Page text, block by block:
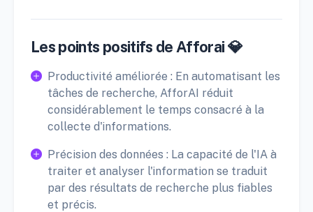
Les points positifs de Afforai 💎
Productivité améliorée : En automatisant les
tâches de recherche, AfforAI réduit
considérablement le temps consacré à la
collecte d'informations.
Précision des données : La capacité de l'IA à
traiter et analyser l'information se traduit
par des résultats de recherche plus fiables
et précis.